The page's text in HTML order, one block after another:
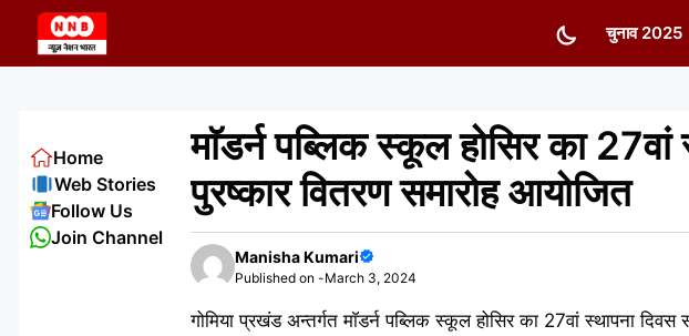
content
चुनाव 2025
माॅडर्न पब्लिक स्कूल होसिर का
पुरष्कार वितरण समारोह आयोजित
Manisha Kumari
Published on -March 3, 2024
गोमिया प्रखंड अन्तर्गत माॅडर्न पब्लिक स्कूल होसिर का 27वां स्थापना
Home
Web Stories
Follow Us
Join Channel